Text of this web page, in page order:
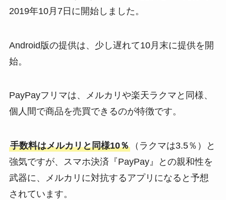
2019年10月7日に開始しました。
Android版の提供は、少し遅れて10月末に提供を開
始。
PayPayフリマは、メルカリや楽天ラクマと同様、
個人間で商品を売買できるのが特徴です。
手数料はメルカリと同様10％（ラクマは3.5％）と
強気ですが、スマホ決済『PayPay』との親和性を
武器に、メルカリに対抗するアプリになると予想
されています。